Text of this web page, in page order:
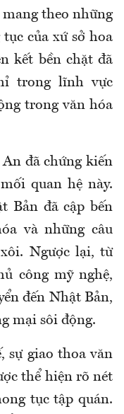
theo những
của xứ sở hoa
kết bền chặt đã
trong lĩnh vực
trong văn hóa
đã chứng kiến
quan hệ này.
Bản đã cập bến
và những câu
Ngược lại, từ
công mỹ nghệ,
đến Nhật Bản,
mại sôi động.
sự giao thoa văn
thể hiện rõ nét
tục tập quán.